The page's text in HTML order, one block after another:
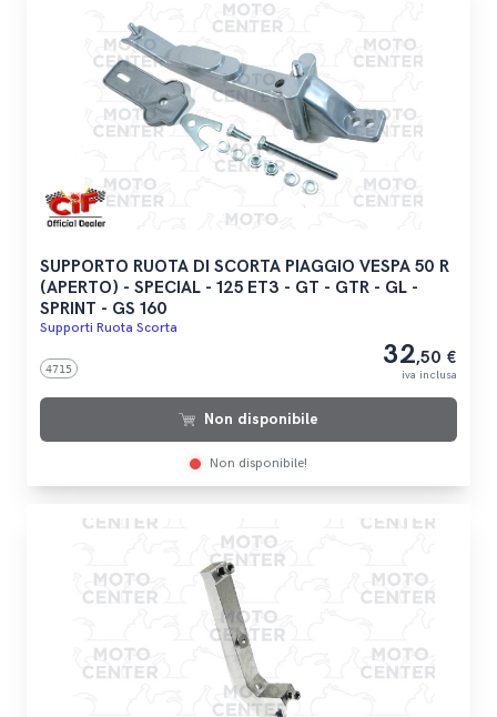
SUPPORTO RUOTA DI SCORTA PIAGGIO VESPA 50 R
(APERTO) - SPECIAL - 125 ET3 - GT - GTR - GL -
SPRINT - GS 160
Supporti Ruota Scorta
4715 32,50 €
iva inclusa
Non disponibile
Non disponibile!